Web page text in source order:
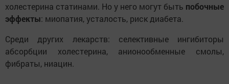
холестерина статинами. Но у него могут быть побочные
эффекты: миопатия, усталость, риск диабета.
Среди других лекарств: селективные ингибиторы
абсорбции холестерина, анионообменные смолы,
фибраты, ниацин.